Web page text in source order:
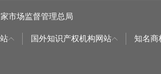
市场监督管理总局
国外知识产权机构网站 知名商